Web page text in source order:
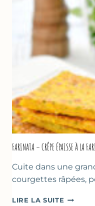
BIÈRE
–
COMME
À
FARINATA – CRÊPE ÉPAISSE À LA
Cuite dans une
courgettes râpées,
LIRE LA SUITE